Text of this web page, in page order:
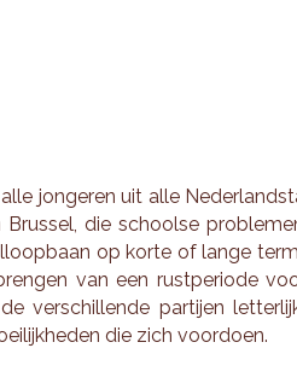
jon­ge­ren uit alle
Brus­sel, die school­se
op korte of lange
van een rust­pe­ri­o­de
ver­schil­len­de par­tij­en
die zich voor­doen.